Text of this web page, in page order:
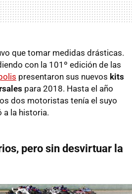
que tomar medidas drásticas.
con la 101º edición de las
presentaron sus nuevos kits
para 2018. Hasta el año
dos motoristas tenía el suyo
a la historia.
pero sin desvirtuar la